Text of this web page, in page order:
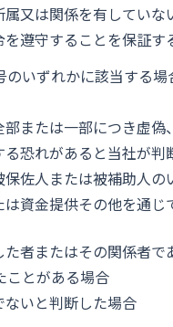
又は関係を有していな
遵守することを保証す
いずれかに該当する
または一部につき虚
恐れがあると当社が判
佐人または被補助人
資金提供その他を通
者またはその関係者
ことがある場合
いと判断した場合